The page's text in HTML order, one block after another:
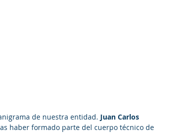
de nuestra entidad. Juan Carlos
haber formado parte del cuerpo técnico de